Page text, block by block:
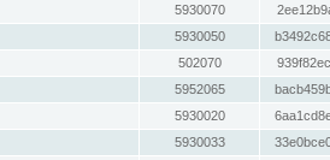
5930070
5930050
502070
5952065
5930020
5930033